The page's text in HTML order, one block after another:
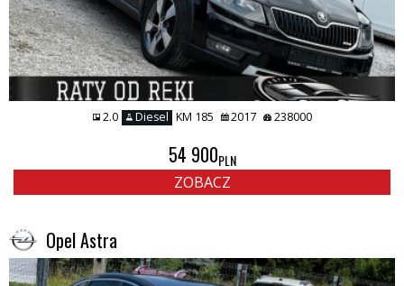
2.0 Diesel KM 185 2017 238000
54 900PLN
ZOBACZ
Opel Astra